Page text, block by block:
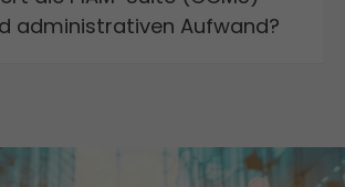
administrativen Aufwand?